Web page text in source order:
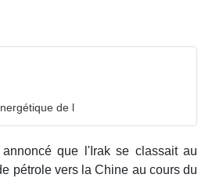
de l
que l'Irak se classait au
pétrole vers la Chine au cours du